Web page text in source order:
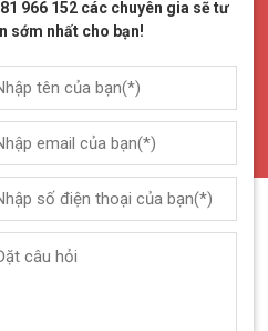
966 152 các chuyên gia sẽ tư
sớm nhất cho bạn!